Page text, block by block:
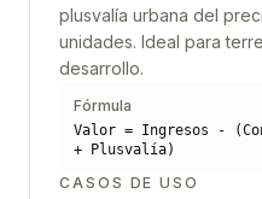
plusvalía urbana del
unidades. Ideal para
desarrollo.
Fórmula
Valor = Ingresos -
+ Plusvalía)
CASOS DE USO